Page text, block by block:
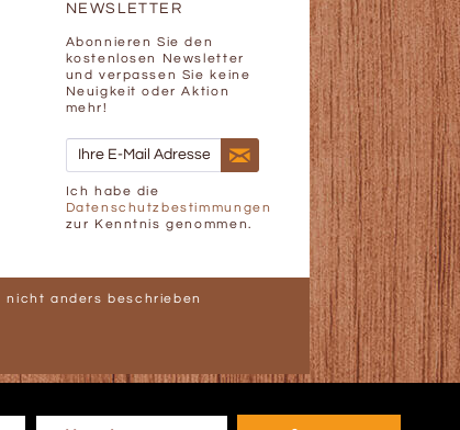
NEWSLETTER
Abonnieren Sie den
kostenlosen Newsletter
und verpassen Sie keine
Neuigkeit oder Aktion
mehr!
Ich habe die
Datenschutzbestimmungen
zur Kenntnis genommen.
nicht anders beschrieben